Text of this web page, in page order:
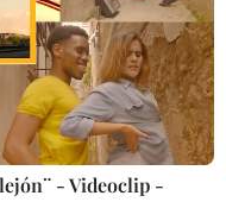
- Videoclip -